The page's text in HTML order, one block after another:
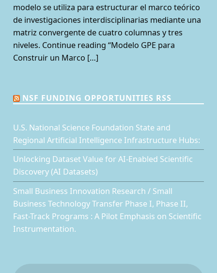
modelo se utiliza para estructurar el marco teórico
de investigaciones interdisciplinarias mediante una
matriz convergente de cuatro columnas y tres
niveles. Continue reading “Modelo GPE para
Construir un Marco […]
NSF FUNDING OPPORTUNITIES RSS
U.S. National Science Foundation State and
Regional Artificial Intelligence Infrastructure Hubs:
Unlocking Dataset Value for AI-Enabled Scientific
Discovery (AI Datasets)
Small Business Innovation Research / Small
Business Technology Transfer Phase I, Phase II,
Fast-Track Programs : A Pilot Emphasis on Scientific
Instrumentation.